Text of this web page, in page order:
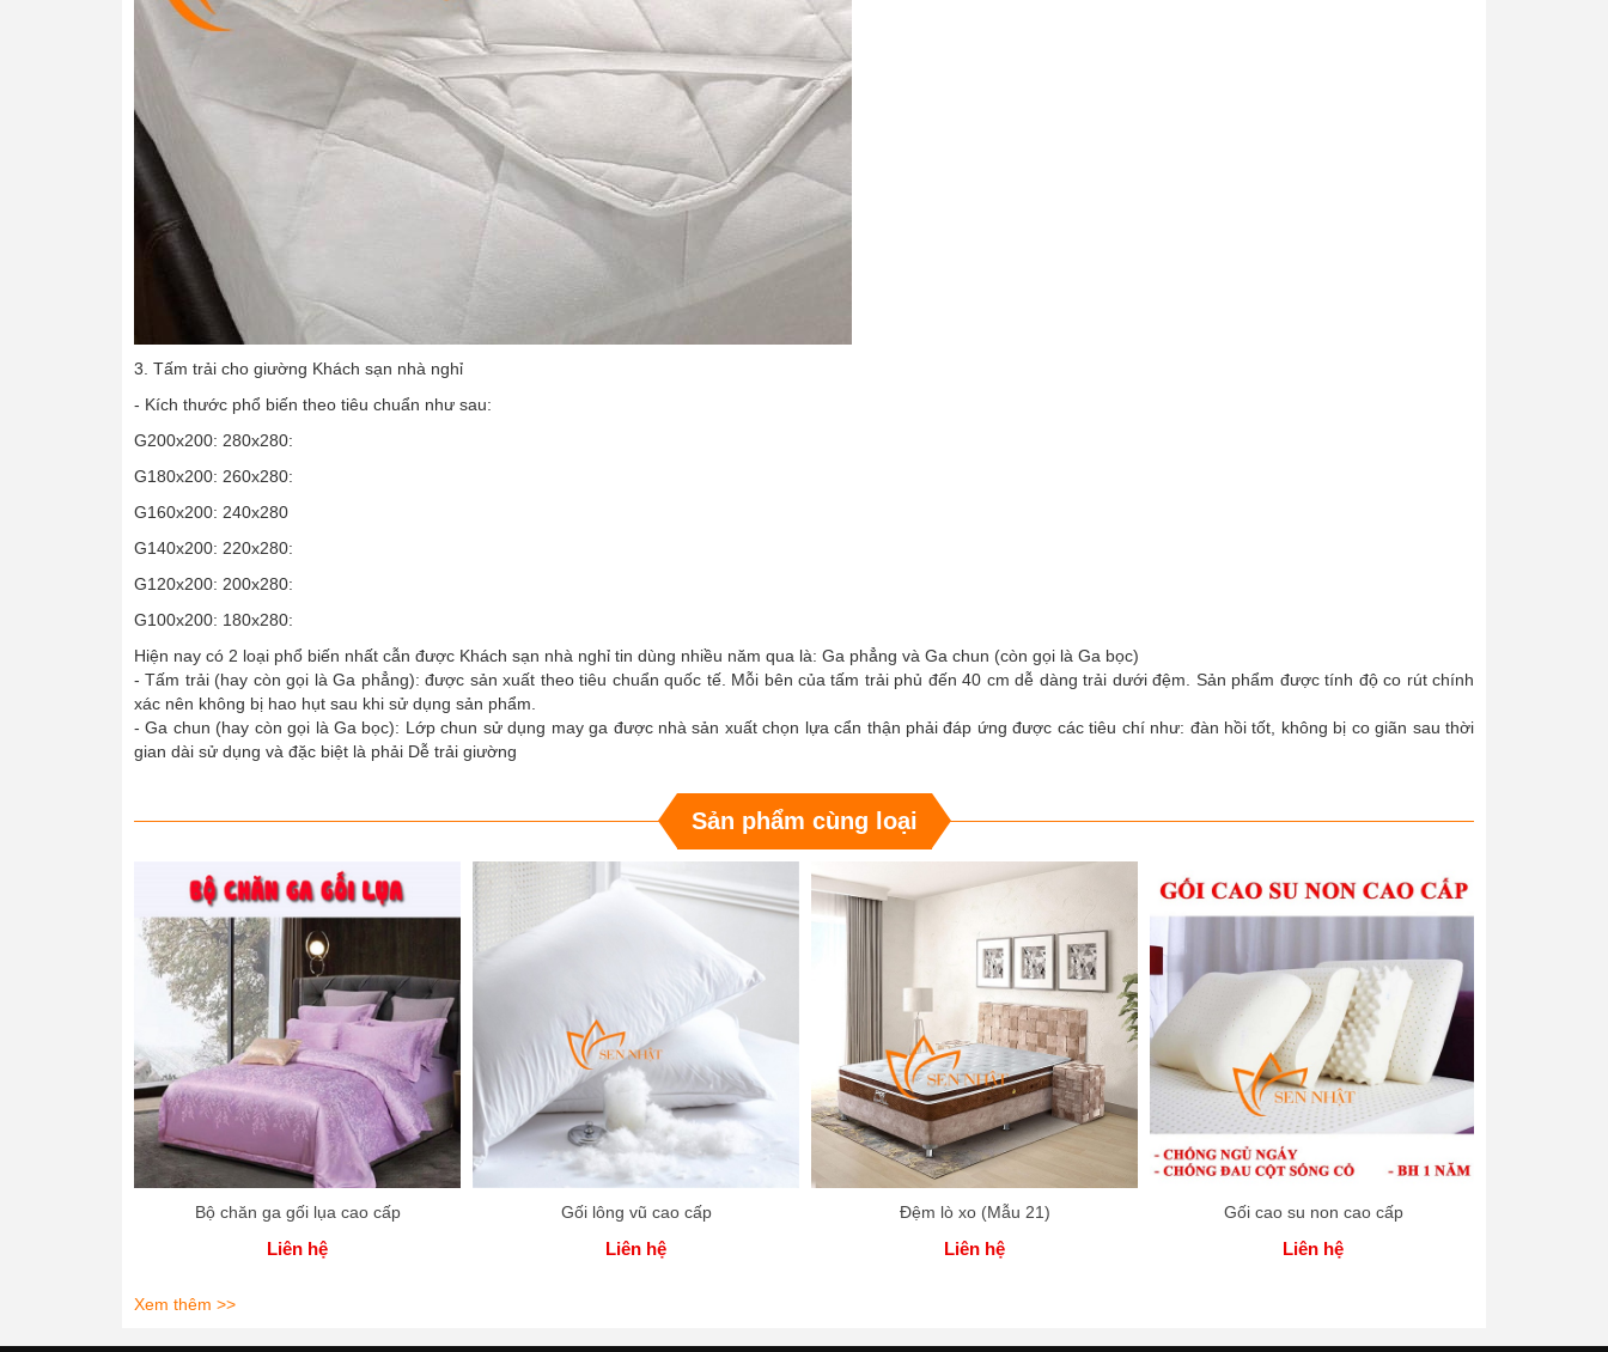
3. Tấm trải cho giường Khách sạn nhà nghỉ
- Kích thước phổ biến theo tiêu chuẩn như sau:
G200x200: 280x280:
G180x200: 260x280:
G160x200: 240x280
G140x200: 220x280:
G120x200: 200x280:
G100x200: 180x280:
Hiện nay có 2 loại phổ biến nhất cẫn được Khách sạn nhà nghỉ tin dùng nhiều năm qua là: Ga phẳng và Ga chun (còn gọi là Ga bọc)
- Tấm trải (hay còn gọi là Ga phẳng): được sản xuất theo tiêu chuẩn quốc tế. Mỗi bên của tấm trải phủ đến 40 cm dễ dàng trải dưới đệm. Sản phẩm được tính độ co rút chính
xác nên không bị hao hụt sau khi sử dụng sản phẩm.
- Ga chun (hay còn gọi là Ga bọc): Lớp chun sử dụng may ga được nhà sản xuất chọn lựa cẩn thận phải đáp ứng được các tiêu chí như: đàn hồi tốt, không bị co giãn sau thời
gian dài sử dụng và đặc biệt là phải Dễ trải giường
Sản phẩm cùng loại
Bộ chăn ga gối lụa cao cấp
Liên hệ
Gối lông vũ cao cấp
Liên hệ
Đệm lò xo (Mẫu 21)
Liên hệ
Gối cao su non cao cấp
Liên hệ
Xem thêm >>